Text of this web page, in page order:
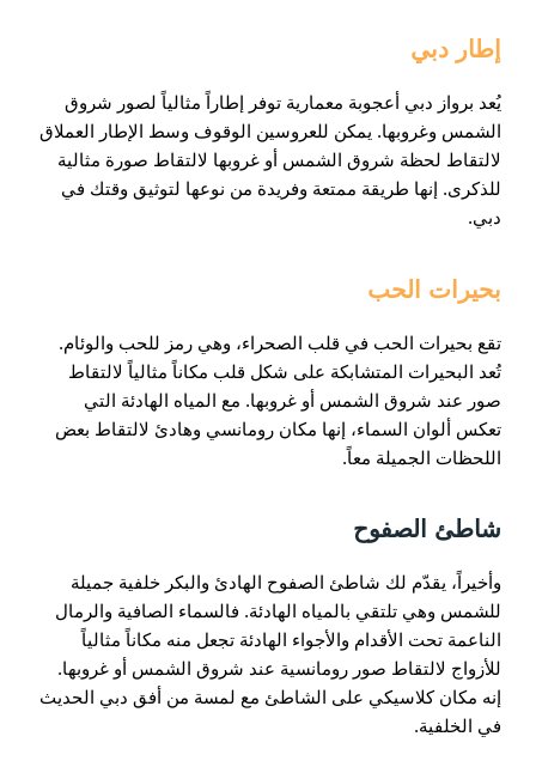
إطار دبي
يُعد برواز دبي أعجوبة معمارية توفر إطاراً مثالياً لصور شروق
الشمس وغروبها. يمكن للعروسين الوقوف وسط الإطار العملاق
لالتقاط لحظة شروق الشمس أو غروبها لالتقاط صورة مثالية
للذكرى. إنها طريقة ممتعة وفريدة من نوعها لتوثيق وقتك في
دبي.
بحيرات الحب
تقع بحيرات الحب في قلب الصحراء، وهي رمز للحب والوئام.
تُعد البحيرات المتشابكة على شكل قلب مكاناً مثالياً لالتقاط
صور عند شروق الشمس أو غروبها. مع المياه الهادئة التي
تعكس ألوان السماء، إنها مكان رومانسي وهادئ لالتقاط بعض
اللحظات الجميلة معاً.
شاطئ الصفوح
وأخيراً، يقدّم لك شاطئ الصفوح الهادئ والبكر خلفية جميلة
للشمس وهي تلتقي بالمياه الهادئة. فالسماء الصافية والرمال
الناعمة تحت الأقدام والأجواء الهادئة تجعل منه مكاناً مثالياً
للأزواج لالتقاط صور رومانسية عند شروق الشمس أو غروبها.
إنه مكان كلاسيكي على الشاطئ مع لمسة من أفق دبي الحديث
في الخلفية.